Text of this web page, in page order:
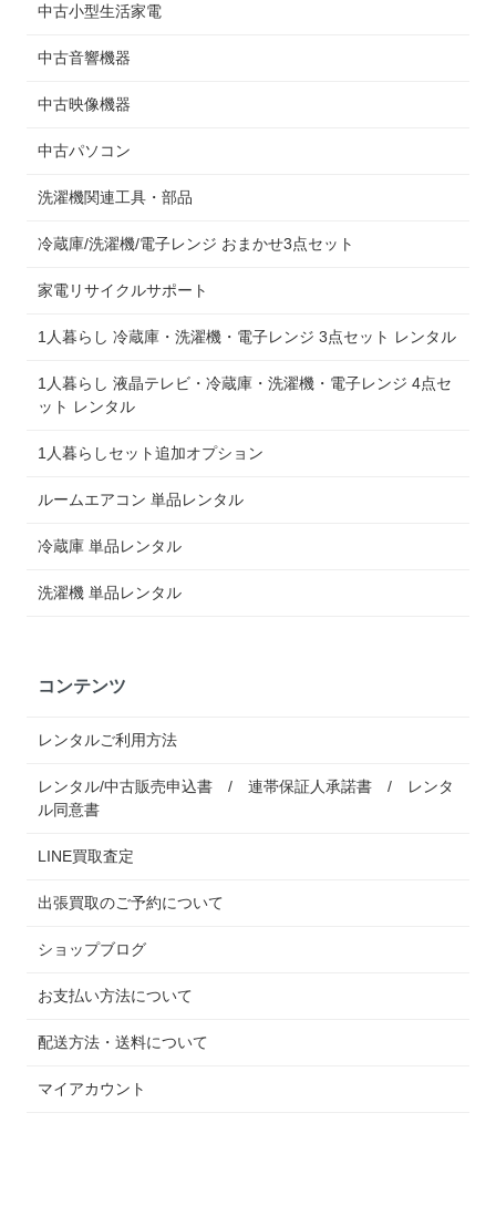
中古小型生活家電
中古音響機器
中古映像機器
中古パソコン
洗濯機関連工具・部品
冷蔵庫/洗濯機/電子レンジ おまかせ3点セット
家電リサイクルサポート
1人暮らし 冷蔵庫・洗濯機・電子レンジ 3点セット レンタル
1人暮らし 液晶テレビ・冷蔵庫・洗濯機・電子レンジ 4点セ
ット レンタル
1人暮らしセット追加オプション
ルームエアコン 単品レンタル
冷蔵庫 単品レンタル
洗濯機 単品レンタル
コンテンツ
レンタルご利用方法
レンタル/中古販売申込書 / 連帯保証人承諾書 / レンタ
ル同意書
LINE買取査定
出張買取のご予約について
ショップブログ
お支払い方法について
配送方法・送料について
マイアカウント